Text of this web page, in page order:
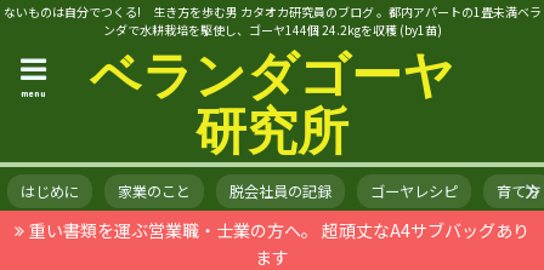
ないものは自分でつくる! 生き方を歩む男 カタオカ研究員のブログ 。都内アパートの1畳未満ベラ
ンダで水耕栽培を駆使し、ゴーヤ144個 24.2kgを収穫 (by1苗)
ベランダゴーヤ
研究所
menu
はじめに 家業のこと 脱会社員の記録 ゴーヤレシピ 育て方
重い書類を運ぶ営業職・士業の方へ。 超頑丈なA4サブバッグあり
ます